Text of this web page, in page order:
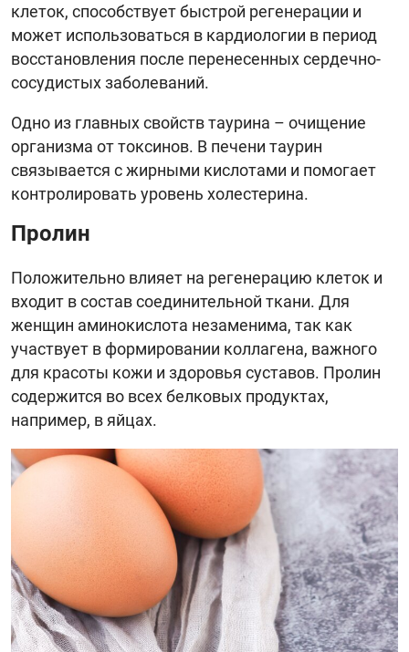
клеток, способствует быстрой регенерации и
может использоваться в кардиологии в период
восстановления после перенесенных сердечно-
сосудистых заболеваний.
Одно из главных свойств таурина – очищение
организма от токсинов. В печени таурин
связывается с жирными кислотами и помогает
контролировать уровень холестерина.
Пролин
Положительно влияет на регенерацию клеток и
входит в состав соединительной ткани. Для
женщин аминокислота незаменима, так как
участвует в формировании коллагена, важного
для красоты кожи и здоровья суставов. Пролин
содержится во всех белковых продуктах,
например, в яйцах.